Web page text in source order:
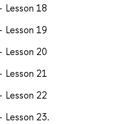
Lesson 18
Lesson 19
Lesson 20
Lesson 21
Lesson 22
Lesson 23.